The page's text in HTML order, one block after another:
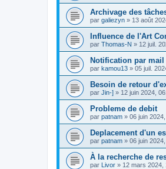
Archivage des
par galiezyn » 13 août
Influence de l'Art
par Thomas-N » 12 juil.
Notification par mail
par kamou13 » 05 juil.
Besoin de retour
par Jin-] » 12 juin 2024,
Probleme de debit
par patnam » 06 juin
Deplacement d'un
par patnam » 06 juin
À la recherche de
par Livor » 12 mars 2024,